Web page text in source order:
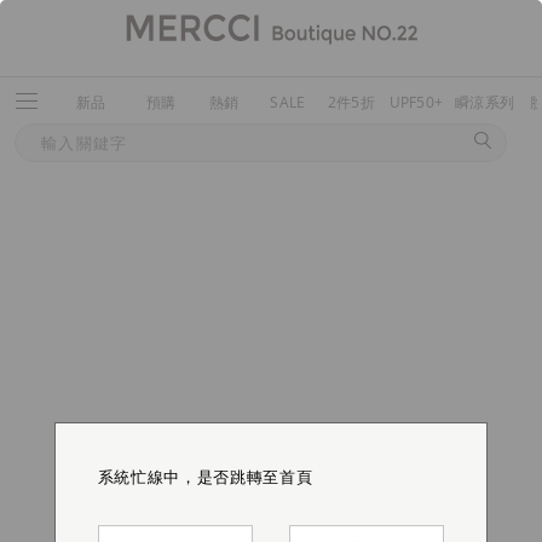
新品 預購 熱銷 SALE 2件5折 UPF50+ 瞬涼系列
系統忙線中，是否跳轉至首頁
系統忙線中，是否跳轉至首頁
系統忙線中，是否跳轉至首頁
系統忙線中，是否跳轉至首頁
系統忙線中，是否跳轉至首頁